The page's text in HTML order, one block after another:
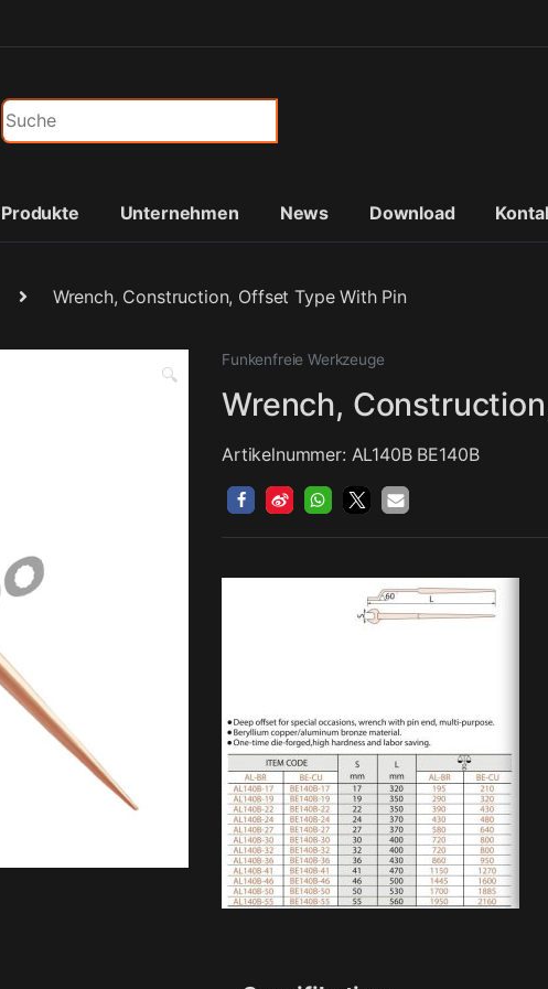
Search for:
Produkte Unternehmen News Download
Wrench, Construction, Offset Type With Pin
🔍
Funkenfreie Werkzeuge
Wrench,
Artikelnummer: AL140B BE140B